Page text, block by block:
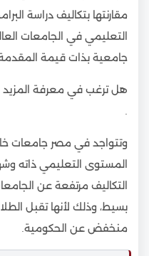
مقارنتها بتكاليف دراسة
التعليمي في الجامعات
جامعية بذات قيمة
هل ترغب في معرفة
وتتواجد في مصر جامعات
المستوى التعليمي ذاته
التكاليف مرتفعة عن
بسيط، وذلك لأنها تقبل
منخفض عن الحكومية.